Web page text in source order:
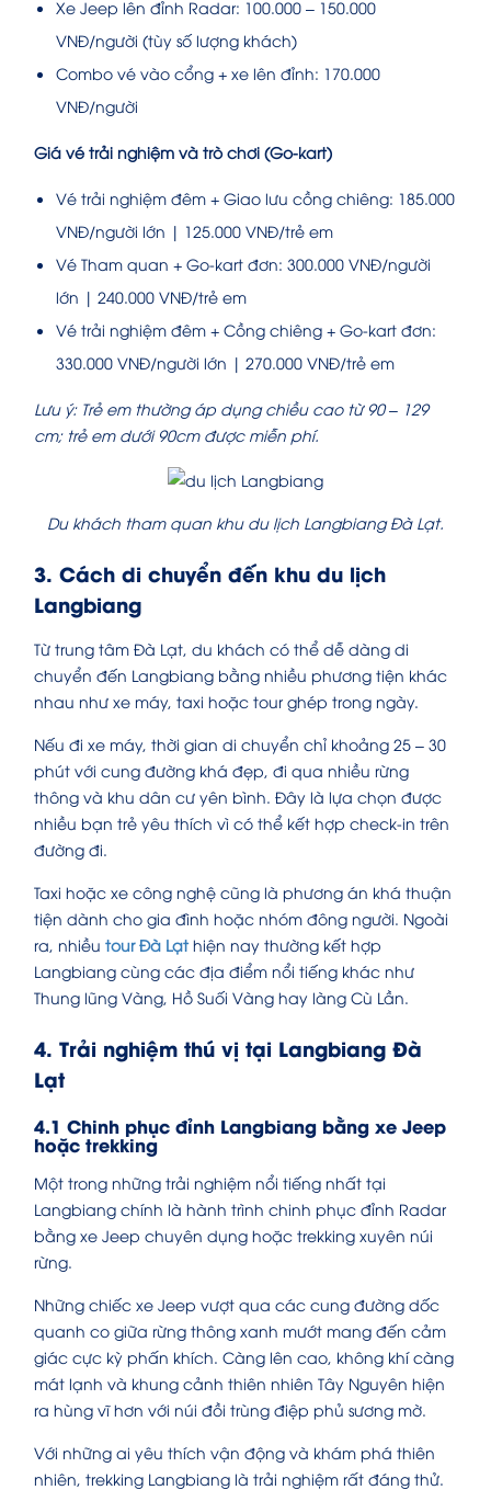
Xe Jeep lên đỉnh Radar: 100.000 – 150.000
VNĐ/người (tùy số lượng khách)
Combo vé vào cổng + xe lên đỉnh: 170.000
VNĐ/người
Giá vé trải nghiệm và trò chơi (Go-kart)
Vé trải nghiệm đêm + Giao lưu cồng chiêng: 185.000
VNĐ/người lớn | 125.000 VNĐ/trẻ em
Vé Tham quan + Go-kart đơn: 300.000 VNĐ/người
lớn | 240.000 VNĐ/trẻ em
Vé trải nghiệm đêm + Cồng chiêng + Go-kart đơn:
330.000 VNĐ/người lớn | 270.000 VNĐ/trẻ em
Lưu ý: Trẻ em thường áp dụng chiều cao từ 90 – 129
cm; trẻ em dưới 90cm được miễn phí.
Du khách tham quan khu du lịch Langbiang Đà Lạt.
3. Cách di chuyển đến khu du lịch
Langbiang
Từ trung tâm Đà Lạt, du khách có thể dễ dàng di
chuyển đến Langbiang bằng nhiều phương tiện khác
nhau như xe máy, taxi hoặc tour ghép trong ngày.
Nếu đi xe máy, thời gian di chuyển chỉ khoảng 25 – 30
phút với cung đường khá đẹp, đi qua nhiều rừng
thông và khu dân cư yên bình. Đây là lựa chọn được
nhiều bạn trẻ yêu thích vì có thể kết hợp check-in trên
đường đi.
Taxi hoặc xe công nghệ cũng là phương án khá thuận
tiện dành cho gia đình hoặc nhóm đông người. Ngoài
ra, nhiều tour Đà Lạthiện nay thường kết hợp
Langbiang cùng các địa điểm nổi tiếng khác như
Thung lũng Vàng, Hồ Suối Vàng hay làng Cù Lần.
4. Trải nghiệm thú vị tại Langbiang Đà
Lạt
4.1 Chinh phục đỉnh Langbiang bằng xe Jeep
hoặc trekking
Một trong những trải nghiệm nổi tiếng nhất tại
Langbiang chính là hành trình chinh phục đỉnh Radar
bằng xe Jeep chuyên dụng hoặc trekking xuyên núi
rừng.
Những chiếc xe Jeep vượt qua các cung đường dốc
quanh co giữa rừng thông xanh mướt mang đến cảm
giác cực kỳ phấn khích. Càng lên cao, không khí càng
mát lạnh và khung cảnh thiên nhiên Tây Nguyên hiện
ra hùng vĩ hơn với núi đồi trùng điệp phủ sương mờ.
Với những ai yêu thích vận động và khám phá thiên
nhiên, trekking Langbiang là trải nghiệm rất đáng thử.